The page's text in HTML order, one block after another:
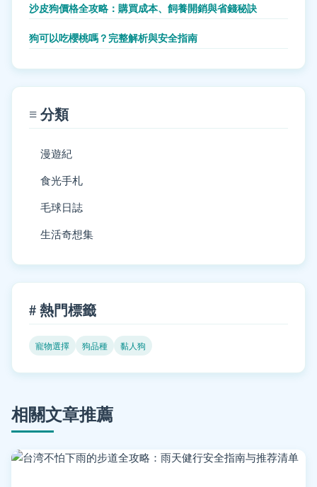
沙皮狗價格全攻略：購買成本、飼養開銷與省錢秘訣
狗可以吃櫻桃嗎？完整解析與安全指南
≡ 分類
漫遊紀
食光手札
毛球日誌
生活奇想集
# 熱門標籤
寵物選擇 狗品種 黏人狗
相關文章推薦